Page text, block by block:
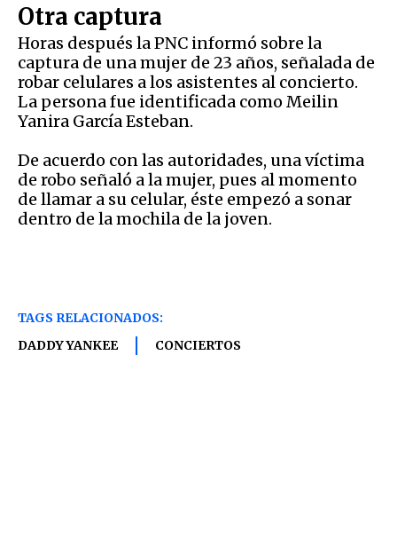
Otra captura
Horas después la PNC informó sobre la
captura de una mujer de 23 años, señalada de
robar celulares a los asistentes al concierto.
La persona fue identificada como Meilin
Yanira García Esteban.
De acuerdo con las autoridades, una víctima
de robo señaló a la mujer, pues al momento
de llamar a su celular, éste empezó a sonar
dentro de la mochila de la joven.
TAGS RELACIONADOS:
DADDY YANKEE
CONCIERTOS